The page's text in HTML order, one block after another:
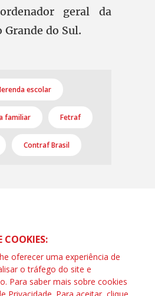
geral da
do Sul.
escolar
familiar Fetraf
Contraf Brasil
COOKIES:
oferecer uma experiência de
o tráfego do site e
Para saber mais sobre cookies